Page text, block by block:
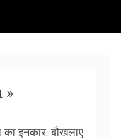
इनकार, बौखलाए